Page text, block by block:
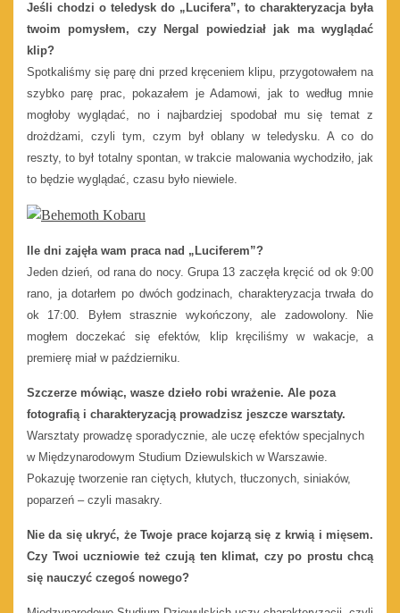
Jeśli chodzi o teledysk do „Lucifera”, to charakteryzacja była
twoim pomysłem, czy Nergal powiedział jak ma wyglądać
klip?
Spotkaliśmy się parę dni przed kręceniem klipu, przygotowałem na
szybko parę prac, pokazałem je Adamowi, jak to według mnie
mogłoby wyglądać, no i najbardziej spodobał mu się temat z
drożdżami, czyli tym, czym był oblany w teledysku. A co do
reszty, to był totalny spontan, w trakcie malowania wychodziło, jak
to będzie wyglądać, czasu było niewiele.
Ile dni zajęła wam praca nad „Luciferem”?
Jeden dzień, od rana do nocy. Grupa 13 zaczęła kręcić od ok 9:00
rano, ja dotarłem po dwóch godzinach, charakteryzacja trwała do
ok 17:00. Byłem strasznie wykończony, ale zadowolony. Nie
mogłem doczekać się efektów, klip kręciliśmy w wakacje, a
premierę miał w październiku.
Szczerze mówiąc, wasze dzieło robi wrażenie. Ale poza
fotografią i charakteryzacją prowadzisz jeszcze warsztaty.
Warsztaty prowadzę sporadycznie, ale uczę efektów specjalnych
w Międzynarodowym Studium Dziewulskich w Warszawie.
Pokazuję tworzenie ran ciętych, kłutych, tłuczonych, siniaków,
poparzeń – czyli masakry.
Nie da się ukryć, że Twoje prace kojarzą się z krwią i mięsem.
Czy Twoi uczniowie też czują ten klimat, czy po prostu chcą
się nauczyć czegoś nowego?